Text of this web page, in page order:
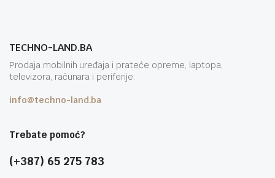
TECHNO-LAND.BA
Prodaja mobilnih uređaja i prateće opreme, laptopa,
televizora, računara i periferije.
info@techno-land.ba
Trebate pomoć?
(+387) 65 275 783